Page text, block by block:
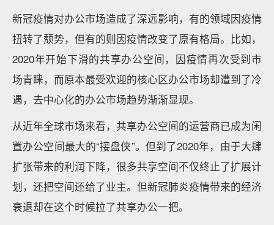
新冠疫情对办公市场造成了深远影响，有的领域因疫情
扭转了颓势，但有的则因疫情改变了原有格局。比如，
2020年开始下滑的共享办公空间，因疫情再次受到市
场青睐，而原本最受欢迎的核心区办公市场却遭到了冷
遇，去中心化的办公市场趋势渐渐显现。
从近年全球市场来看，共享办公空间的运营商已成为闲
置办公空间最大的“接盘侠”。但到了2020年，由于大肆
扩张带来的利润下降，很多共享空间不仅终止了扩展计
划，还把空间还给了业主。但新冠肺炎疫情带来的经济
衰退却在这个时候拉了共享办公一把。